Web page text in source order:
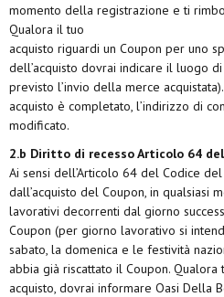
momento della registrazione e ti
Qualora il tuo
acquisto riguardi un Coupon per uno
dell’acquisto dovrai indicare il luogo
previsto l’invio della merce
acquisto è completato, l’indirizzo di
modificato.
2.b Diritto di recesso Articolo 64 del
Ai sensi dell’Articolo 64 del Codice
dall’acquisto del Coupon, in qualsiasi
lavorativi decorrenti dal giorno
Coupon (per giorno lavorativo si
sabato, la domenica e le festività
abbia già riscattato il Coupon.
acquisto, dovrai informare Oasi Della